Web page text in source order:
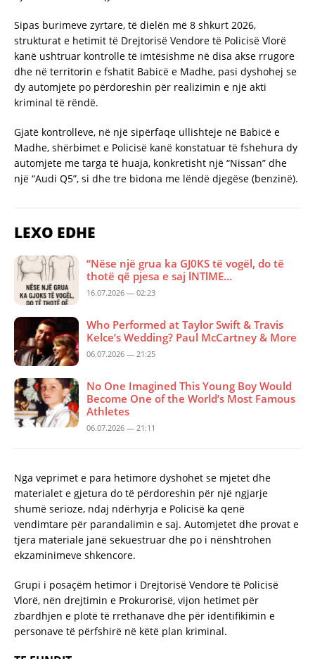
Sipas burimeve zyrtare, të dielën më 8 shkurt 2026,
strukturat e hetimit të Drejtorisë Vendore të Policisë Vlorë
kanë ushtruar kontrolle të imtësishme në disa akse rrugore
dhe në territorin e fshatit Babicë e Madhe, pasi dyshohej se
dy automjete po përdoreshin për realizimin e një akti
kriminal të rëndë.
Gjatë kontrolleve, në një sipërfaqe ullishteje në Babicë e
Madhe, shërbimet e Policisë kanë konstatuar të fshehura dy
automjete me targa të huaja, konkretisht një “Nissan” dhe
një “Audi Q5”, si dhe tre bidona me lëndë djegëse (benzinë).
LEXO EDHE
“Nëse një grua ka GJ0KS të vogël, do të
thotë që pjesa e saj lNTlME…
16.07.2026 — 02:23
Who Performed at Taylor Swift & Travis
Kelce’s Wedding? Paul McCartney & More
06.07.2026 — 21:25
No One Imagined This Young Boy Would
Become One of the World’s Most Famous
Athletes
06.07.2026 — 21:11
Nga veprimet e para hetimore dyshohet se mjetet dhe
materialet e gjetura do të përdoreshin për një ngjarje
shumë serioze, ndaj ndërhyrja e Policisë ka qenë
vendimtare për parandalimin e saj. Automjetet dhe provat e
tjera materiale janë sekuestruar dhe po i nënshtrohen
ekzaminimeve shkencore.
Grupi i posaçëm hetimor i Drejtorisë Vendore të Policisë
Vlorë, nën drejtimin e Prokurorisë, vijon hetimet për
zbardhjen e plotë të rrethanave dhe për identifikimin e
personave të përfshirë në këtë plan kriminal.